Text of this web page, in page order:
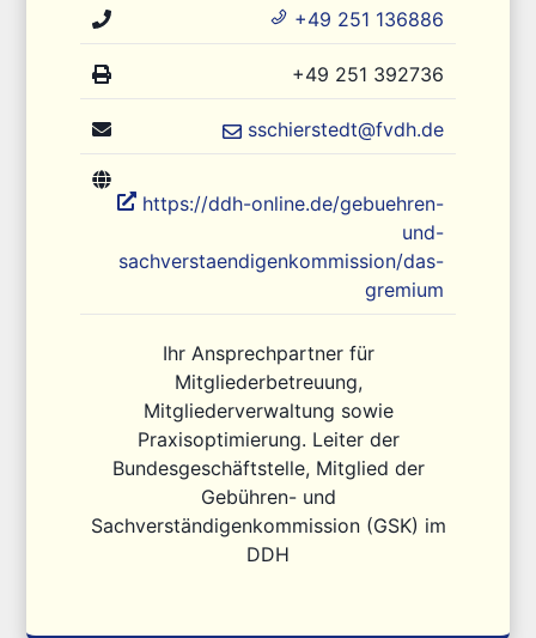
+49 251 136886
+49 251 392736
sschierstedt@fvdh.de
https://ddh-online.de/gebuehren-
und-
sachverstaendigenkommission/das-
gremium
Ihr Ansprechpartner für
Mitgliederbetreuung,
Mitgliederverwaltung sowie
Praxisoptimierung. Leiter der
Bundesgeschäftstelle, Mitglied der
Gebühren- und
Sachverständigenkommission (GSK) im
DDH